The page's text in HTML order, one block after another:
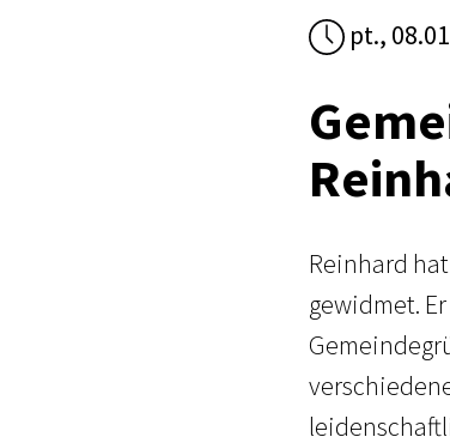
pt.,
Reinhard
gewidmet.